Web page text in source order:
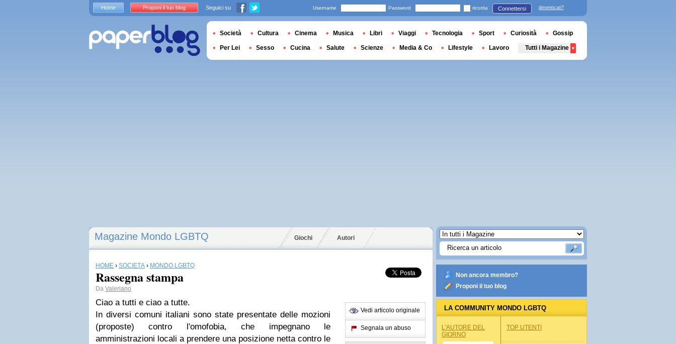
Magazine Mondo LGBTQ Giochi Autori
HOME › SOCIETÀ › MONDO LGBTQ
Rassegna stampa
Da Valeriano
Ciao a tutti e ciao a tutte.
In diversi comuni italiani sono state presentate delle mozioni
(proposte) contro l'omofobia, che impegnano le
amministrazioni locali a prendere una posizione netta contro le
Vedi articolo originale
Segnala un abuso
Non ancora membro?
Proponi il tuo blog
LA COMMUNITY MONDO LGBTQ
L'AUTORE DEL
GIORNO
TOP UTENTI
Home Proponi il tuo blog Seguici su Username Password ricorda Connettersi dimenticati?
Società Cultura Cinema Musica Libri Viaggi Tecnologia Sport Curiosità Gossip
Per Lei Sesso Cucina Salute Scienze Media & Co Lifestyle Lavoro Tutti i Magazine